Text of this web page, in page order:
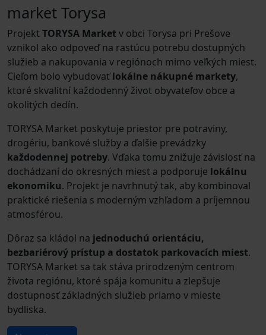
market Torysa
Projekt TORYSA Marketv obci Torysa pri Prešove
vznikol ako odpoveď na rastúcu potrebu dostupných
služieb a nakupovania v regiónoch mimo veľkých miest.
Cieľom bolo vybudovaťlokálne nákupné markety,
ktoré skvalitní každodenný život obyvateľov obce a
okolitých dedín.
TORYSA Market poskytuje priestor pre potraviny,
drogériu, bankové služby a ďalšie prevádzky
každodennej potreby. Vďaka tomu znižuje závislosť na
dochádzaní do okresných miest a podporuje lokálnu
ekonomiku. Projekt je navrhnutý tak, aby kombinoval
praktické riešenia s moderným vzhľadom a príjemnou
atmosférou.
Dôraz sa kládol na jednoduchú orientáciu,
bezbariérový prístup a dostatok parkovacích miest.
TORYSA Market sa tak stáva prirodzeným centrom
života regiónu, ktoré spája komunitu a zlepšuje
dostupnosť základných služieb priamo v mieste
bydliska.